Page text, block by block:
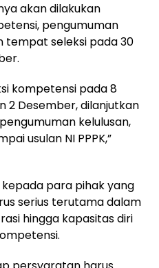
akan dilakukan
pengumuman
seleksi pada 30
kompetensi pada 8
2 Desember, dilanjutkan
kelulusan,
usulan NI PPPK,”
para pihak yang
serius terutama dalam
hingga kapasitas diri